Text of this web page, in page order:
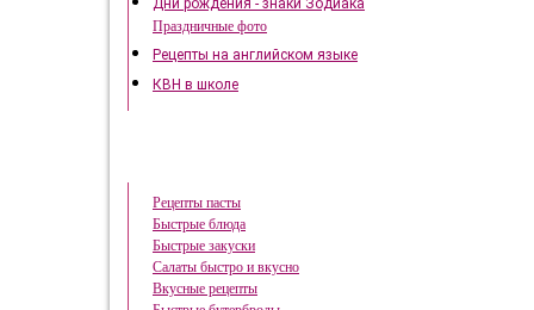
Дни рождения - знаки Зодиака
Праздничные фото
Рецепты на английском языке
КВН в школе
Рецепты пасты
Быстрые блюда
Быстрые закуски
Салаты быстро и вкусно
Вкусные рецепты